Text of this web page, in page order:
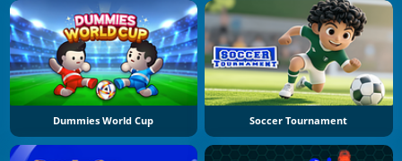
Dummies World Cup Soccer Tournament